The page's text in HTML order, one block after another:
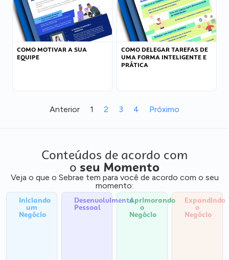
COMO MOTIVAR A SUA
EQUIPE
COMO DELEGAR TAREFAS DE
UMA FORMA INTELIGENTE E
PRÁTICA
Anterior 1 2 3 4 Próximo
Conteúdos de acordo com
o seu Momento
Veja o que o Sebrae tem para você de acordo com o seu
momento:
Iniciando
um
Negócio
Desenvolvimento
Pessoal
Aprimorando
o
Negócio
Expandindo
o
Negócio